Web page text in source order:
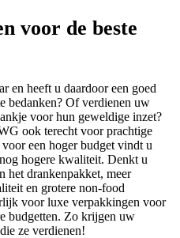
voor de beste
en heeft u daardoor een goed
bedanken? Of verdienen uw
voor hun geweldige inzet?
ook terecht voor prachtige
een hoger budget vindt u
hogere kwaliteit. Denkt u
het drankenpakket, meer
en grotere non-food
voor luxe verpakkingen voor
budgetten. Zo krijgen uw
ze verdienen!